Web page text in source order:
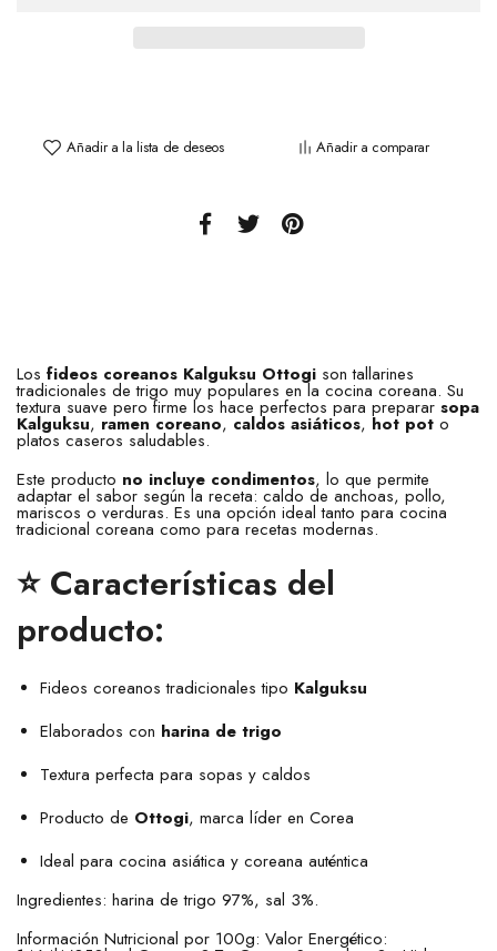
Añadir a la lista de deseos Añadir a comparar
Los fideos coreanos Kalguksu Ottogi son tallarines
tradicionales de trigo muy populares en la cocina coreana. Su
textura suave pero firme los hace perfectos para preparar sopa
Kalguksu, ramen coreano, caldos asiáticos, hot pot o
platos caseros saludables.
Este producto no incluye condimentos, lo que permite
adaptar el sabor según la receta: caldo de anchoas, pollo,
mariscos o verduras. Es una opción ideal tanto para cocina
tradicional coreana como para recetas modernas.
⭐ Características del
producto:
Fideos coreanos tradicionales tipo Kalguksu
Elaborados con harina de trigo
Textura perfecta para sopas y caldos
Producto de Ottogi, marca líder en Corea
Ideal para cocina asiática y coreana auténtica
Ingredientes: harina de trigo 97%, sal 3%.
Información Nutricional por 100g: Valor Energético: